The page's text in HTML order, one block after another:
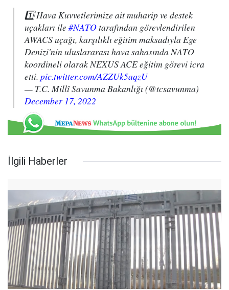
1️⃣ Hava Kuvvetlerimize ait muharip ve destek
uçakları ile#NATOtarafından görevlendirilen
AWACS uçağı, karşılıklı eğitim maksadıyla Ege
Denizi'nin uluslararası hava sahasında NATO
koordineli olarak NEXUS ACE eğitim görevi icra
etti. pic.twitter.com/AZZUk5aqzU
— T.C. Millî Savunma Bakanlığı (@tcsavunma)
December 17, 2022
İlgili Haberler